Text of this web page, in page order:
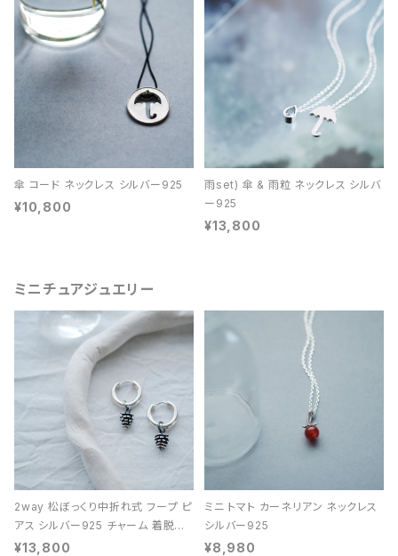
傘 コード ネックレス シルバー925
¥10,800
雨set) 傘 & 雨粒 ネックレス シルバ
ー925
¥13,800
ミニチュアジュエリー
2way 松ぼっくり中折れ式 フープ ピ
アス シルバー925 チャーム 着脱可
能 レディース ユニセックス
¥13,800
ミニ トマト カーネリアン ネックレス
シルバー925
¥8,980